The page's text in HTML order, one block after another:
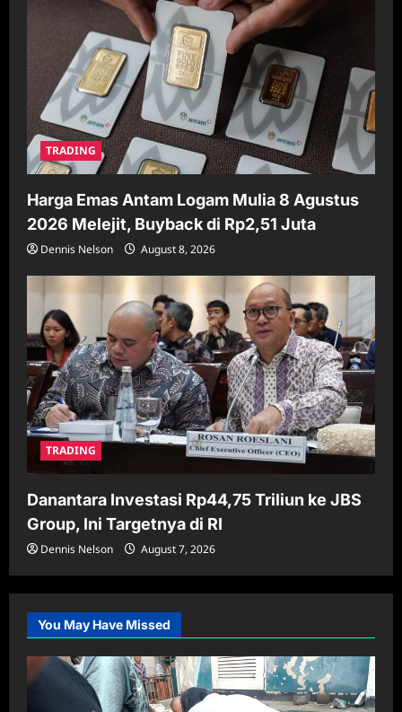
TRADING
Harga Emas Antam Logam Mulia 8 Agustus
2026 Melejit, Buyback di Rp2,51 Juta
Dennis Nelson August 8, 2026
TRADING
Danantara Investasi Rp44,75 Triliun ke JBS
Group, Ini Targetnya di RI
Dennis Nelson August 7, 2026
You May Have Missed